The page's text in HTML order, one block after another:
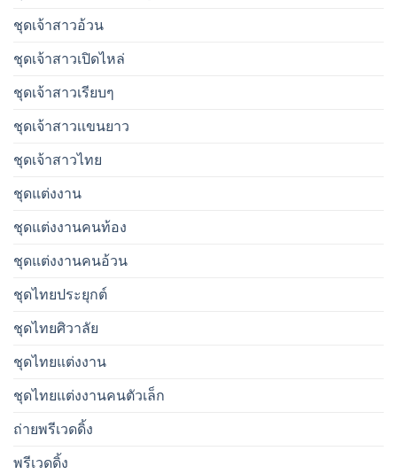
ชุดเจ้าสาวอ้วน
ชุดเจ้าสาวเปิดไหล่
ชุดเจ้าสาวเรียบๆ
ชุดเจ้าสาวเเขนยาว
ชุดเจ้าสาวไทย
ชุดแต่งงาน
ชุดแต่งงานคนท้อง
ชุดแต่งงานคนอ้วน
ชุดไทยประยุกต์
ชุดไทยศิวาลัย
ชุดไทยแต่งงาน
ชุดไทยแต่งงานคนตัวเล็ก
ถ่ายพรีเวดดิ้ง
พรีเวดดิ้ง